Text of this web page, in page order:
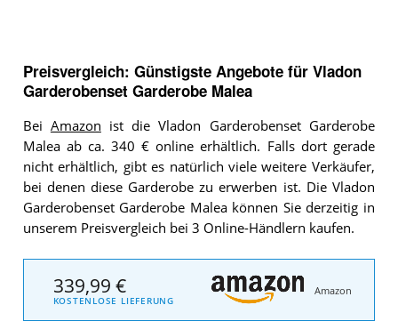
Preisvergleich: Günstigste Angebote für Vladon
Garderobenset Garderobe Malea
Bei Amazon ist die Vladon Garderobenset Garderobe
Malea ab ca. 340 € online erhältlich. Falls dort gerade
nicht erhältlich, gibt es natürlich viele weitere Verkäufer,
bei denen diese Garderobe zu erwerben ist. Die Vladon
Garderobenset Garderobe Malea können Sie derzeitig in
unserem Preisvergleich bei 3 Online-Händlern kaufen.
339,99 €
KOSTENLOSE LIEFERUNG
Amazon